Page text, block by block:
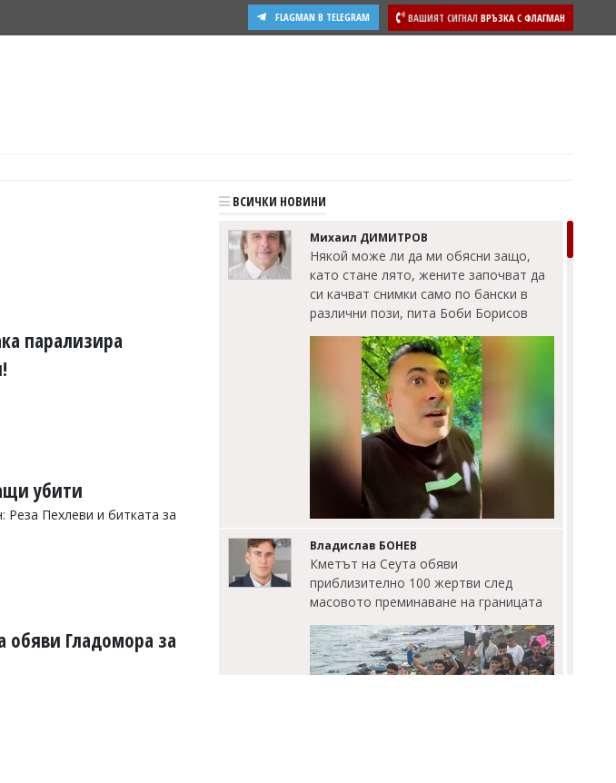
ВАШИЯТ СИГНАЛ ВРЪЗКА С ФЛАГМАН
FLAGMAN В TELEGRAM
парализира
убити
Пехлеви и битката за
обяви Гладомора за
ВСИЧКИ НОВИНИ
Михаил ДИМИТРОВ
Някой може ли да ми обясни защо,
като стане лято, жените започват да
си качват снимки само по бански в
различни пози, пита Боби Борисов
Владислав БОНЕВ
Кметът на Сеута обяви
приблизително 100 жертви след
масовото преминаване на границата